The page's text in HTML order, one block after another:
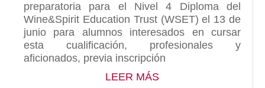
preparatoria para el Nivel 4 Diploma del
Wine&Spirit Education Trust (WSET) el 13 de
junio para alumnos interesados en cursar
esta cualificación, profesionales y
aficionados, previa inscripción
LEER MÁSABOUT EL MASTER